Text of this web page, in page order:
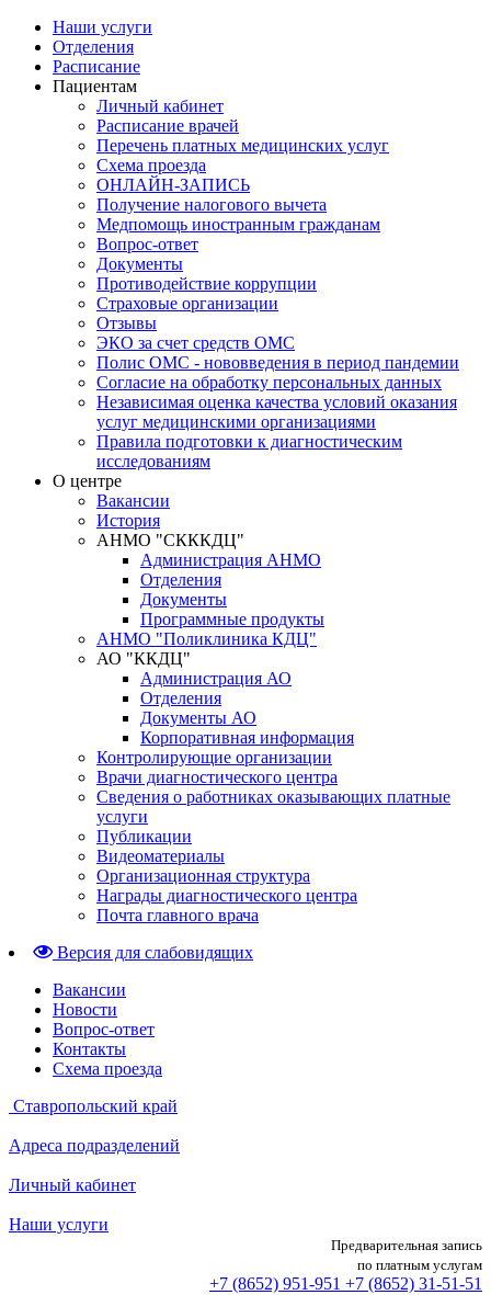
Наши услуги
Отделения
Расписание
Пациентам
Личный кабинет
Расписание врачей
Перечень платных медицинских услуг
Схема проезда
ОНЛАЙН-ЗАПИСЬ
Получение налогового вычета
Медпомощь иностранным гражданам
Вопрос-ответ
Документы
Противодействие коррупции
Страховые организации
Отзывы
ЭКО за счет средств ОМС
Полис ОМС - нововведения в период пандемии
Согласие на обработку персональных данных
Независимая оценка качества условий оказания
услуг медицинскими организациями
Правила подготовки к диагностическим
исследованиям
О центре
Вакансии
История
АНМО "СКККДЦ"
Администрация АНМО
Отделения
Документы
Программные продукты
АНМО "Поликлиника КДЦ"
АО "ККДЦ"
Администрация АО
Отделения
Документы АО
Корпоративная информация
Контролирующие организации
Врачи диагностического центра
Сведения о работниках оказывающих платные
услуги
Публикации
Видеоматериалы
Организационная структура
Награды диагностического центра
Почта главного врача
Версия для слабовидящих
Вакансии
Новости
Вопрос-ответ
Контакты
Схема проезда
Ставропольский край
Адреса подразделений
Личный кабинет
Наши услуги
Предварительная запись
по платным услугам
+7 (8652) 951-951 +7 (8652) 31-51-51